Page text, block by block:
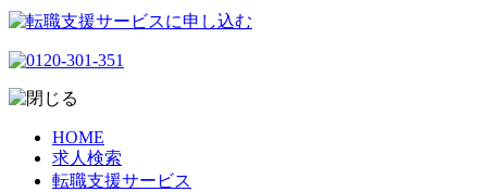
HOME
求人検索
転職支援サービス